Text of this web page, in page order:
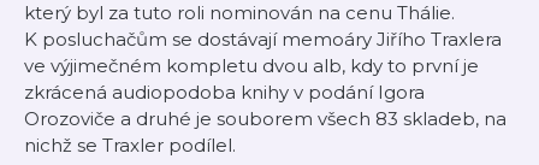
který byl za tuto roli nominován na cenu Thálie.
K posluchačům se dostávají memoáry Jiřího Traxlera
ve výjimečném kompletu dvou alb, kdy to první je
zkrácená audiopodoba knihy v podání Igora
Orozoviče a druhé je souborem všech 83 skladeb, na
nichž se Traxler podílel.